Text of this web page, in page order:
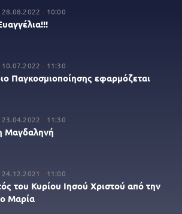
28.08.2022 10:00
10.07.2022 11:30
Παγκοσμιοποίησης εφαρμόζεται
23.04.2022 11:30
Μαγδαληνή
24.12.2021 11:00
του Κυρίου Ιησού Χριστού από την
Μαρία